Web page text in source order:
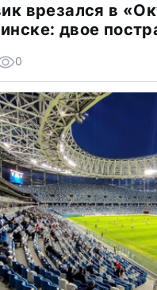
врезался в
двое
0